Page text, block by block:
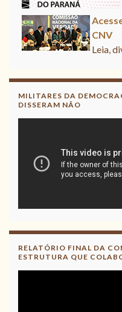
CNV
Leia,
MILITARES DA
DISSERAM NÃO
RELATÓRIO FINAL DA
ESTRUTURA QUE